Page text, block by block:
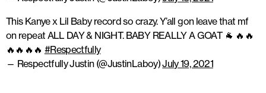
This Kanye x Lil Baby record so crazy. Y’all gon leave that mf
on repeat ALL DAY & NIGHT. BABY REALLY A GOAT 🐐 🔥🔥
🔥🔥🔥🔥 #Respectfully
— Respectfully Justin (@JustinLaboy)July 19, 2021